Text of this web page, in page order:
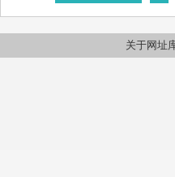
关于网址